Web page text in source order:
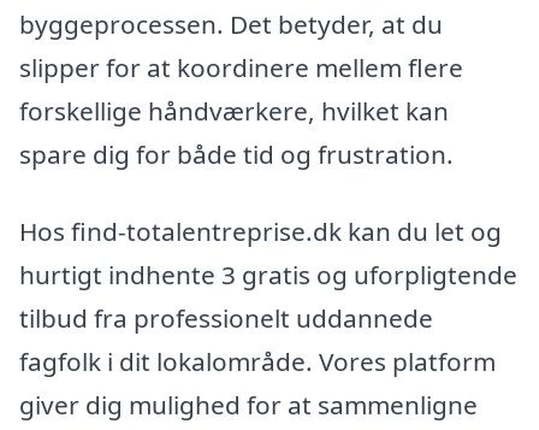
byggeprocessen. Det betyder, at du
slipper for at koordinere mellem flere
forskellige håndværkere, hvilket kan
spare dig for både tid og frustration.
Hos find-totalentreprise.dk kan du let og
hurtigt indhente 3 gratis og uforpligtende
tilbud fra professionelt uddannede
fagfolk i dit lokalområde. Vores platform
giver dig mulighed for at sammenligne